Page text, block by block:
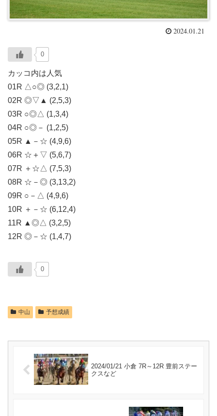
2024.01.21
0
カッコ内は人気
01R △○◎ (3,2,1)
02R ◎▽▲ (2,5,3)
03R ○◎△ (1,3,4)
04R ○◎－ (1,2,5)
05R ▲－☆ (4,9,6)
06R ☆＋▽ (5,6,7)
07R ＋☆△ (7,5,3)
08R ☆－◎ (3,13,2)
09R ○－△ (4,9,6)
10R ＋－☆ (6,12,4)
11R ▲◎△ (3,2,5)
12R ◎－☆ (1,4,7)
0
中山 予想成績
2024/01/21 小倉 7R～12R 豊前ステー
クスなど